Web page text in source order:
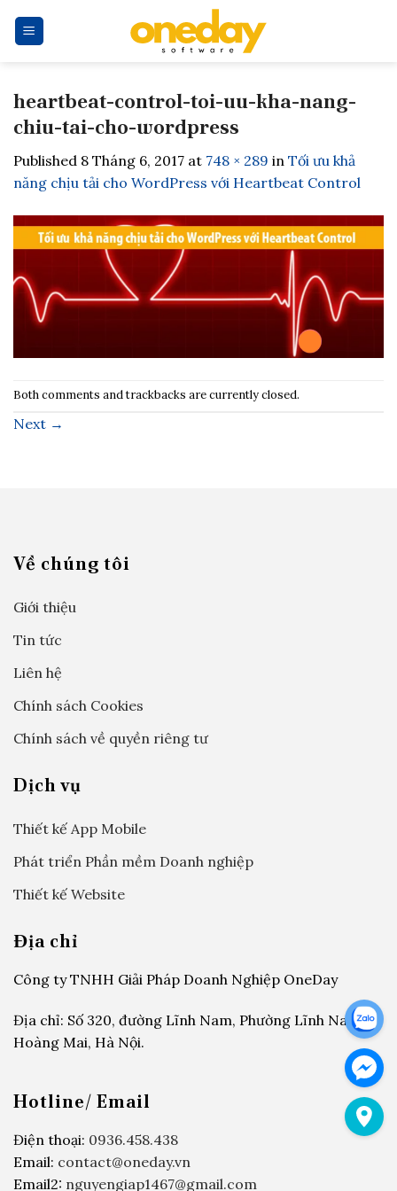
heartbeat-control-toi-uu-kha-nang-
chiu-tai-cho-wordpress
Published 8 Tháng 6, 2017 at 748 × 289 in Tối ưu khả
năng chịu tải cho WordPress với Heartbeat Control
Both comments and trackbacks are currently closed.
Next →
Về chúng tôi
Giới thiệu
Tin tức
Liên hệ
Chính sách Cookies
Chính sách về quyền riêng tư
Dịch vụ
Thiết kế App Mobile
Phát triển Phần mềm Doanh nghiệp
Thiết kế Website
Địa chỉ
Công ty TNHH Giải Pháp Doanh Nghiệp OneDay
Địa chỉ: Số 320, đường Lĩnh Nam, Phường Lĩnh Nam,
Hoàng Mai, Hà Nội.
Hotline/ Email
Điện thoại: 0936.458.438
Email: contact@oneday.vn
Email2: nguyengiap1467@gmail.com